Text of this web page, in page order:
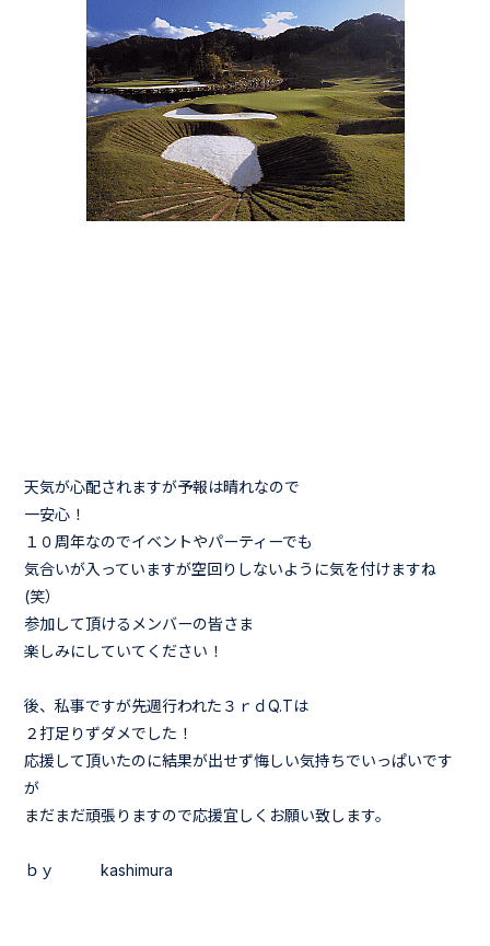
天気が心配されますが予報は晴れなので
一安心！
１０周年なのでイベントやパーティーでも
気合いが入っていますが空回りしないように気を付けますね
(笑）
参加して頂けるメンバーの皆さま
楽しみにしていてください！
後、私事ですが先週行われた３ｒｄQ.Tは
２打足りずダメでした！
応援して頂いたのに結果が出せず悔しい気持ちでいっぱいです
が
まだまだ頑張りますので応援宜しくお願い致します。
ｂｙ kashimura